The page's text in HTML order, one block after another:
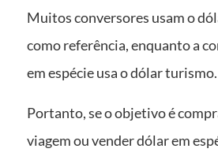
Muitos conversores usam o
como referência, enquanto a
em espécie usa o dólar turismo.
Portanto, se o objetivo é
viagem ou vender dólar em